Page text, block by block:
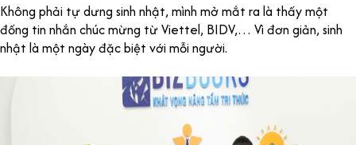
Không phải tự dưng sinh nhật, mình mở mắt ra là thấy một
đống tin nhắn chúc mừng từ Viettel, BIDV,… Vì đơn giản, sinh
nhật là một ngày đặc biệt với mỗi người.